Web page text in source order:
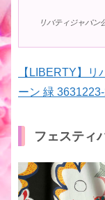
リバティジャパン
【LIBERTY】
ーン 緑
フェスティ